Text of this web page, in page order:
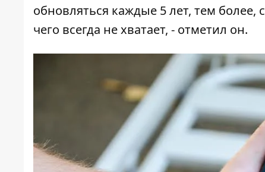
обновляться каждые 5 лет, тем
чего всегда не хватает, - отметил он.